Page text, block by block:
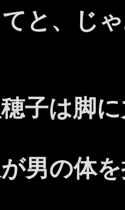
てと、じ
子は脚
男の体